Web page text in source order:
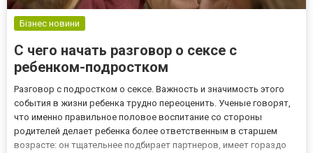
Бізнес новини
С чего начать разговор о сексе с
ребенком-подростком
Разговор с подростком о сексе. Важность и значимость этого
события в жизни ребенка трудно переоценить. Ученые говорят,
что именно правильное половое воспитание со стороны
родителей делает ребенка более ответственным в старшем
возрасте: он тщательнее подбирает партнеров, имеет гораздо